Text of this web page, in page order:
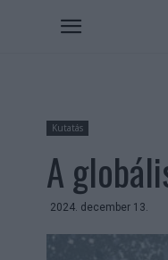
Kutatás
A
2024. december 13.